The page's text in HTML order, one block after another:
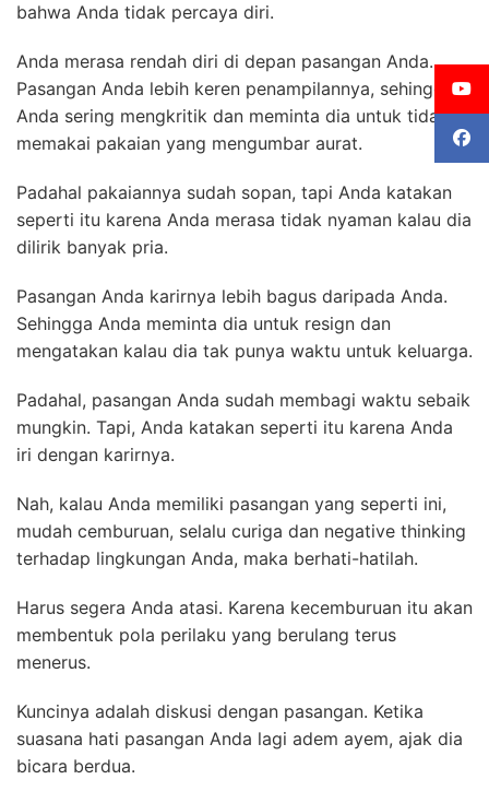
bahwa Anda tidak percaya diri.
Anda merasa rendah diri di depan pasangan Anda.
Pasangan Anda lebih keren penampilannya, sehingga
Anda sering mengkritik dan meminta dia untuk tidak
memakai pakaian yang mengumbar aurat.
Padahal pakaiannya sudah sopan, tapi Anda katakan
seperti itu karena Anda merasa tidak nyaman kalau dia
dilirik banyak pria.
Pasangan Anda karirnya lebih bagus daripada Anda.
Sehingga Anda meminta dia untuk resign dan
mengatakan kalau dia tak punya waktu untuk keluarga.
Padahal, pasangan Anda sudah membagi waktu sebaik
mungkin. Tapi, Anda katakan seperti itu karena Anda
iri dengan karirnya.
Nah, kalau Anda memiliki pasangan yang seperti ini,
mudah cemburuan, selalu curiga dan negative thinking
terhadap lingkungan Anda, maka berhati-hatilah.
Harus segera Anda atasi. Karena kecemburuan itu akan
membentuk pola perilaku yang berulang terus
menerus.
Kuncinya adalah diskusi dengan pasangan. Ketika
suasana hati pasangan Anda lagi adem ayem, ajak dia
bicara berdua.